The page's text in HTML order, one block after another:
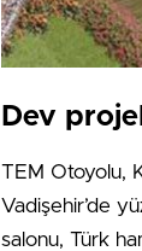
Dev
TEM Otoyolu,
Vadişehir’de
salonu, Türk